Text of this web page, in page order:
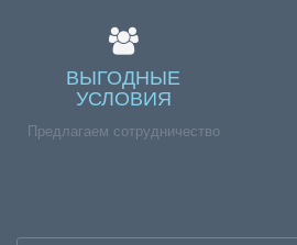
ВЫГОДНЫЕ
УСЛОВИЯ
Предлагаем сотрудничество